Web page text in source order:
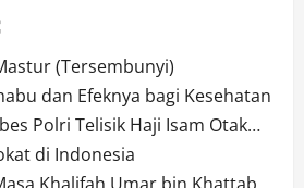
(Tersembunyi)
dan Efeknya bagi Kesehatan
Polri Telisik Haji Isam Otak…
di Indonesia